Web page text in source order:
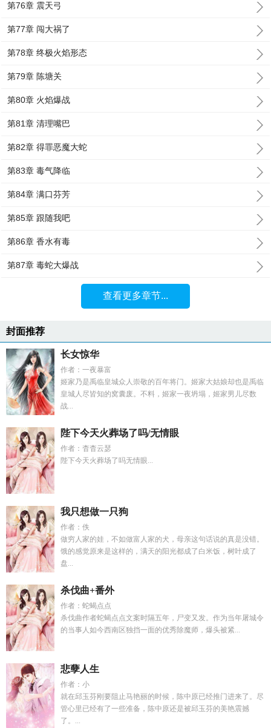
第76章 震天弓
第77章 闯大祸了
第78章 终极火焰形态
第79章 陈塘关
第80章 火焰爆战
第81章 清理嘴巴
第82章 得罪恶魔大蛇
第83章 毒气降临
第84章 满口芬芳
第85章 跟随我吧
第86章 香水有毒
第87章 毒蛇大爆战
查看更多章节...
封面推荐
长女惊华
作者：一夜暴富
姬家乃是禹临皇城众人崇敬的百年将门。姬家大姑娘却也是禹临
皇城人尽皆知的窝囊废。不料，姬家一夜坍塌，姬家男儿尽数
战...
陛下今天火葬场了吗/无情眼
作者：杳杳云瑟
陛下今天火葬场了吗无情眼...
我只想做一只狗
作者：佚
做穷人家的娃，不如做富人家的犬，母亲这句话说的真是没错。
饿的感觉原来是这样的，满天的阳光都成了白米饭，树叶成了
盘...
杀伐曲+番外
作者：蛇蝎点点
杀伐曲作者蛇蝎点点文案时隔五年，尸变又发。作为当年屠城令
的当事人如今西南区独挡一面的优秀除魔师，爆头被紧...
悲孽人生
作者：小
就在邱玉芬刚要阻止马艳丽的时候，陈中原已经推门进来了。尽
管心里已经有了一些准备，陈中原还是被邱玉芬的美艳震撼
了。...